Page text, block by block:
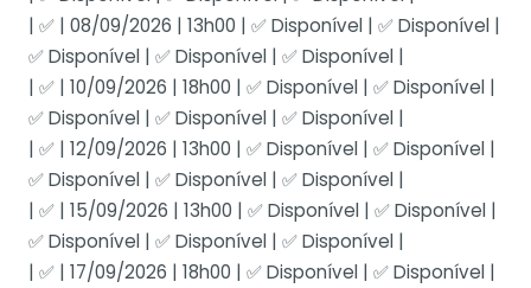
| ✅ | 08/09/2026 | 13h00 | ✅ Disponível | ✅ Disponível |
✅ Disponível | ✅ Disponível | ✅ Disponível |
| ✅ | 10/09/2026 | 18h00 | ✅ Disponível | ✅ Disponível |
✅ Disponível | ✅ Disponível | ✅ Disponível |
| ✅ | 12/09/2026 | 13h00 | ✅ Disponível | ✅ Disponível |
✅ Disponível | ✅ Disponível | ✅ Disponível |
| ✅ | 15/09/2026 | 13h00 | ✅ Disponível | ✅ Disponível |
✅ Disponível | ✅ Disponível | ✅ Disponível |
| ✅ | 17/09/2026 | 18h00 | ✅ Disponível | ✅ Disponível |